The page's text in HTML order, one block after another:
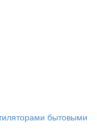
бытовыми